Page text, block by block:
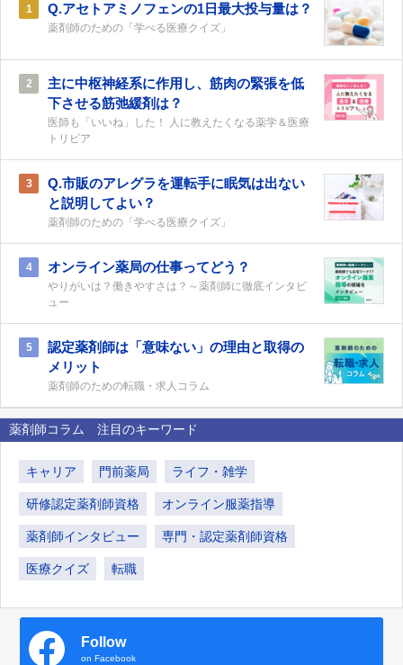
1 Q.アセトアミノフェンの1日最大投与量は？
薬剤師のための「学べる医療クイズ」
2
主に中枢神経系に作用し、筋肉の緊張を低
下させる筋弛緩剤は？
医師も「いいね」した！ 人に教えたくなる薬学＆医療
トリビア
3
Q.市販のアレグラを運転手に眠気は出ない
と説明してよい？
薬剤師のための「学べる医療クイズ」
4 オンライン薬局の仕事ってどう？
やりがいは？働きやすさは？～薬剤師に徹底インタビ
ュー
5
認定薬剤師は「意味ない」の理由と取得の
メリット
薬剤師のための転職・求人コラム
薬剤師コラム 注目のキーワード
キャリア 門前薬局 ライフ・雑学
研修認定薬剤師資格 オンライン服薬指導
薬剤師インタビュー 専門・認定薬剤師資格
医療クイズ 転職
Follow
on Facebook